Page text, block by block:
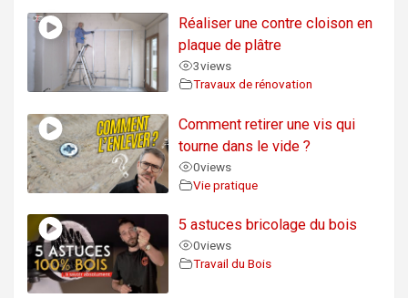
Réaliser une contre cloison en
plaque de plâtre
3views
Travaux de rénovation
Comment retirer une vis qui
tourne dans le vide ?
0views
Vie pratique
5 astuces bricolage du bois
0views
Travail du Bois